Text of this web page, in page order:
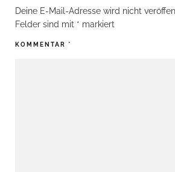
Deine E-Mail-Adresse wird nicht
Felder sind mit * markiert
KOMMENTAR *